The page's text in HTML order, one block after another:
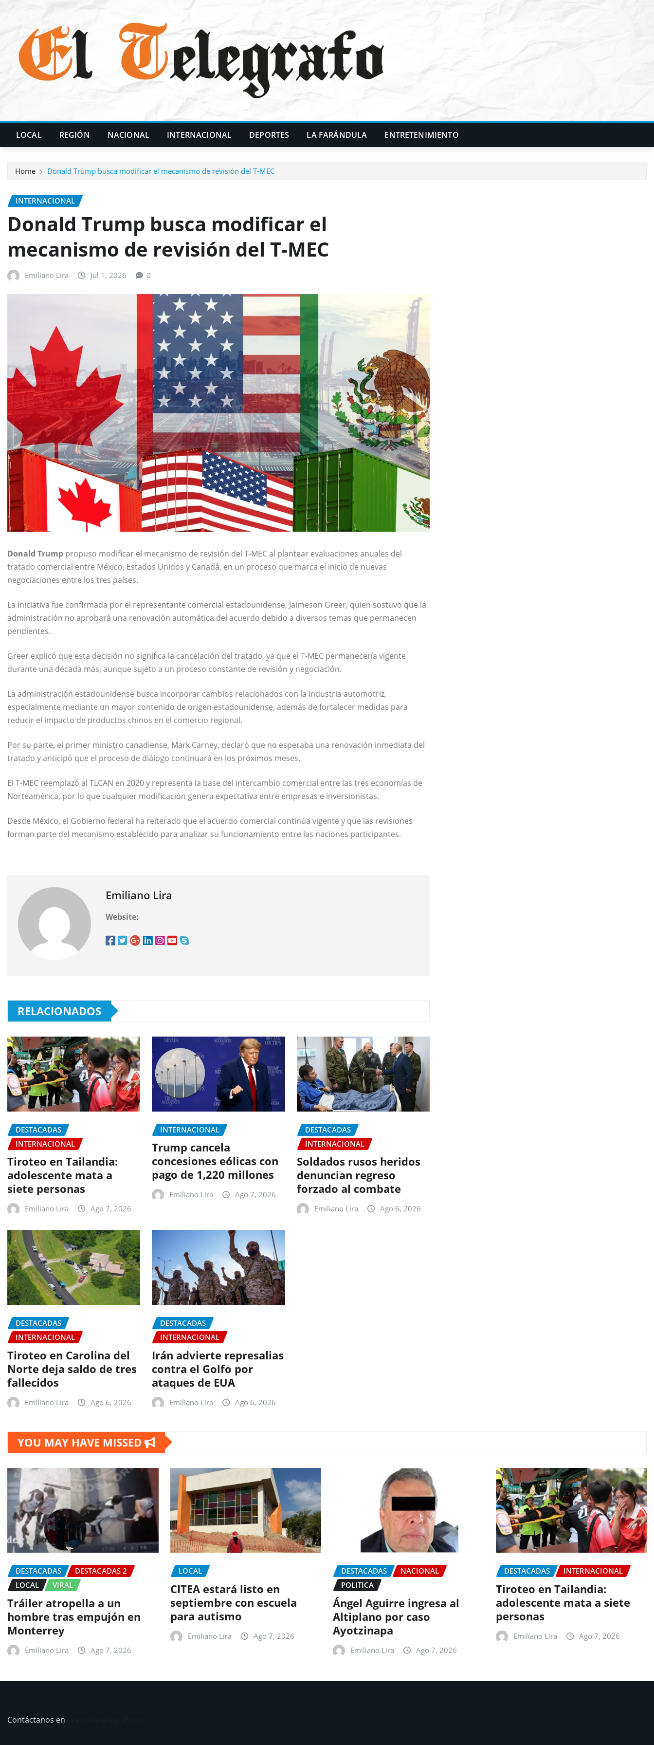
LOCAL REGIÓN NACIONAL INTERNACIONAL DEPORTES LA FARÁNDULA ENTRETENIMIENTO
Home Donald Trump busca modificar el mecanismo de revisión del T-MEC
INTERNACIONAL
Donald Trump busca modificar el
mecanismo de revisión del T-MEC
Emiliano Lira Jul 1, 2026 0
Donald Trump propuso modificar el mecanismo de revisión del T-MEC al plantear evaluaciones anuales del
tratado comercial entre México, Estados Unidos y Canadá, en un proceso que marca el inicio de nuevas
negociaciones entre los tres países.
La iniciativa fue confirmada por el representante comercial estadounidense, Jaimeson Greer, quien sostuvo que la
administración no aprobará una renovación automática del acuerdo debido a diversos temas que permanecen
pendientes.
Greer explicó que esta decisión no significa la cancelación del tratado, ya que el T-MEC permanecería vigente
durante una década más, aunque sujeto a un proceso constante de revisión y negociación.
La administración estadounidense busca incorporar cambios relacionados con la industria automotriz,
especialmente mediante un mayor contenido de origen estadounidense, además de fortalecer medidas para
reducir el impacto de productos chinos en el comercio regional.
Por su parte, el primer ministro canadiense, Mark Carney, declaró que no esperaba una renovación inmediata del
tratado y anticipó que el proceso de diálogo continuará en los próximos meses.
El T-MEC reemplazó al TLCAN en 2020 y representa la base del intercambio comercial entre las tres economías de
Norteamérica, por lo que cualquier modificación genera expectativa entre empresas e inversionistas.
Desde México, el Gobierno federal ha reiterado que el acuerdo comercial continúa vigente y que las revisiones
forman parte del mecanismo establecido para analizar su funcionamiento entre las naciones participantes.
Emiliano Lira
Website:
RELACIONADOS
DESTACADAS
INTERNACIONAL
Tiroteo en Tailandia:
adolescente mata a
siete personas
Emiliano Lira Ago 7, 2026
INTERNACIONAL
Trump cancela
concesiones eólicas con
pago de 1,220 millones
Emiliano Lira Ago 7, 2026
DESTACADAS
INTERNACIONAL
Soldados rusos heridos
denuncian regreso
forzado al combate
Emiliano Lira Ago 6, 2026
DESTACADAS
INTERNACIONAL
Tiroteo en Carolina del
Norte deja saldo de tres
fallecidos
Emiliano Lira Ago 6, 2026
DESTACADAS
INTERNACIONAL
Irán advierte represalias
contra el Golfo por
ataques de EUA
Emiliano Lira Ago 6, 2026
YOU MAY HAVE MISSED
DESTACADAS
DESTACADAS 2
LOCAL
VIRAL
Tráiler atropella a un
hombre tras empujón en
Monterrey
Emiliano Lira Ago 7, 2026
LOCAL
CITEA estará listo en
septiembre con escuela
para autismo
Emiliano Lira Ago 7, 2026
DESTACADAS
NACIONAL
POLITICA
Ángel Aguirre ingresa al
Altiplano por caso
Ayotzinapa
Emiliano Lira Ago 7, 2026
DESTACADAS INTERNACIONAL
Tiroteo en Tailandia:
adolescente mata a siete
personas
Emiliano Lira Ago 7, 2026
Contáctanos en